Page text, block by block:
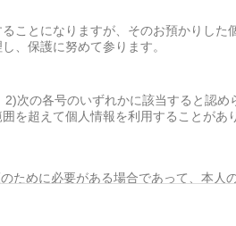
ことになりますが、そのお預かりした
、保護に努めて参ります。
次の各号のいずれかに該当すると認め
を超えて個人情報を利用することがあ
ために必要がある場合であって、本人
育成の推進のために特に必要がある場合